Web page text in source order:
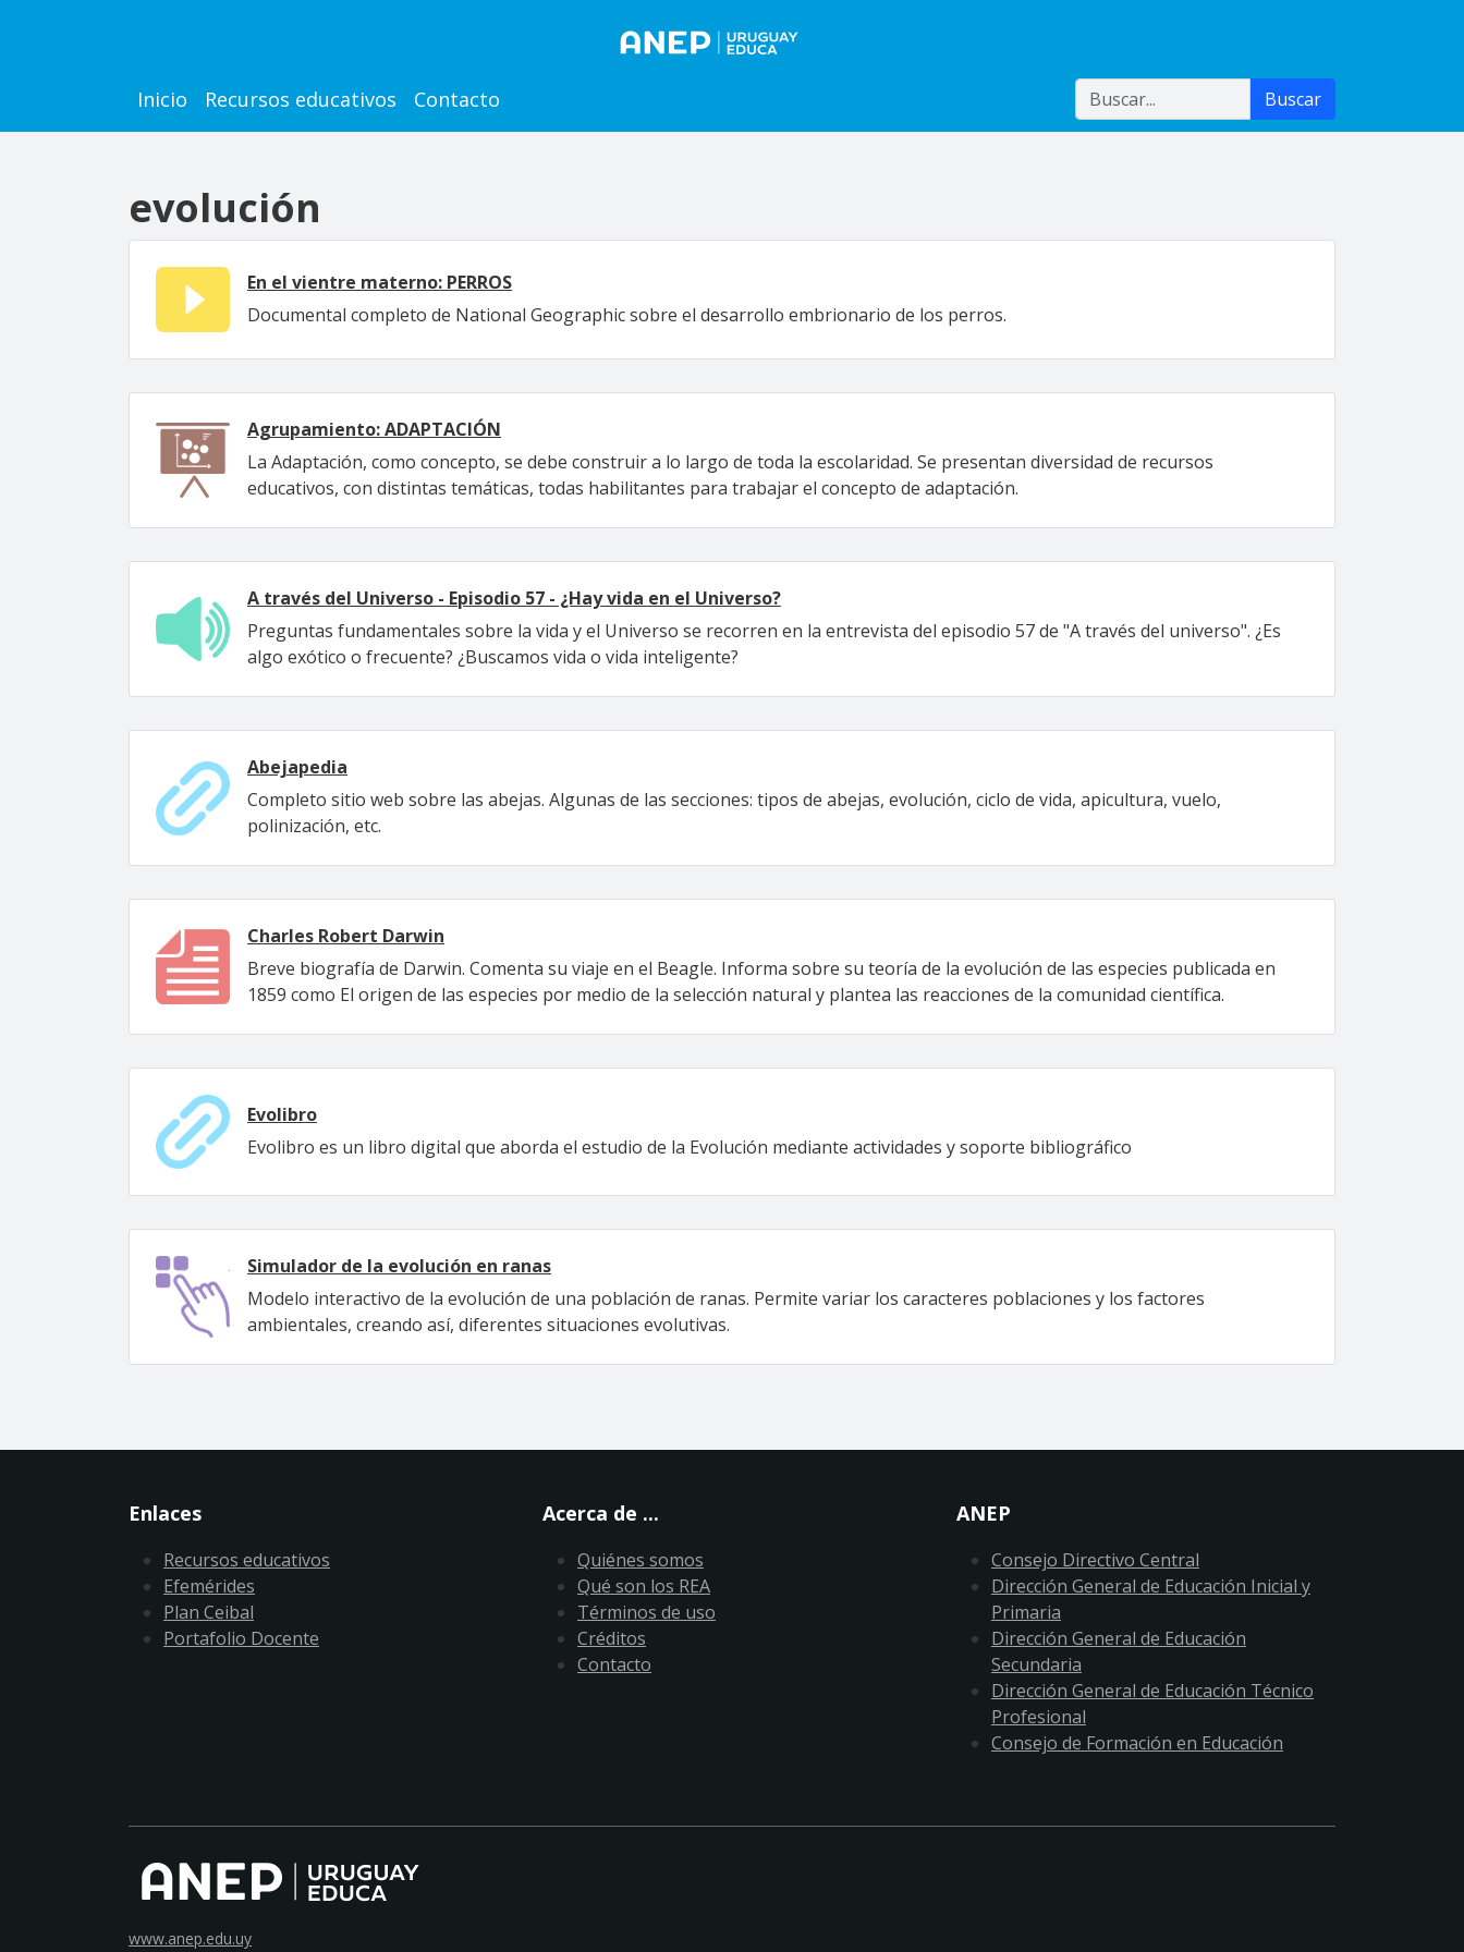
Main navigation
Inicio Recursos educativos Contacto Buscar Buscar
evolución
En el vientre materno: PERROS
Documental completo de National Geographic sobre el desarrollo embrionario de los perros.
Agrupamiento: ADAPTACIÓN
La Adaptación, como concepto, se debe construir a lo largo de toda la escolaridad. Se presentan diversidad de recursos
educativos, con distintas temáticas, todas habilitantes para trabajar el concepto de adaptación.
A través del Universo - Episodio 57 - ¿Hay vida en el Universo?
Preguntas fundamentales sobre la vida y el Universo se recorren en la entrevista del episodio 57 de "A través del universo". ¿Es
algo exótico o frecuente? ¿Buscamos vida o vida inteligente?
Abejapedia
Completo sitio web sobre las abejas. Algunas de las secciones: tipos de abejas, evolución, ciclo de vida, apicultura, vuelo,
polinización, etc.
Charles Robert Darwin
Breve biografía de Darwin. Comenta su viaje en el Beagle. Informa sobre su teoría de la evolución de las especies publicada en
1859 como El origen de las especies por medio de la selección natural y plantea las reacciones de la comunidad científica.
Evolibro
Evolibro es un libro digital que aborda el estudio de la Evolución mediante actividades y soporte bibliográfico
Simulador de la evolución en ranas
Modelo interactivo de la evolución de una población de ranas. Permite variar los caracteres poblaciones y los factores
ambientales, creando así, diferentes situaciones evolutivas.
Enlaces
Recursos educativos
Efemérides
Plan Ceibal
Portafolio Docente
Acerca de ...
Quiénes somos
Qué son los REA
Términos de uso
Créditos
Contacto
ANEP
Consejo Directivo Central
Dirección General de Educación Inicial y
Primaria
Dirección General de Educación
Secundaria
Dirección General de Educación Técnico
Profesional
Consejo de Formación en Educación
www.anep.edu.uy